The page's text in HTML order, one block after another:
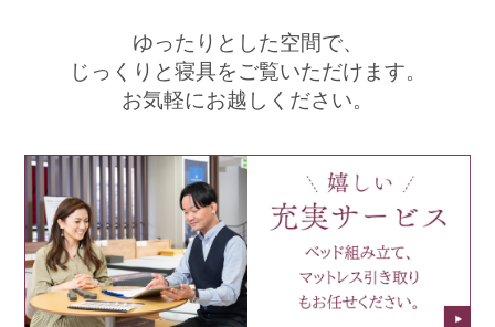
ゆったりとした空間で、
じっくりと寝具をご覧いただけます。
お気軽にお越しください。